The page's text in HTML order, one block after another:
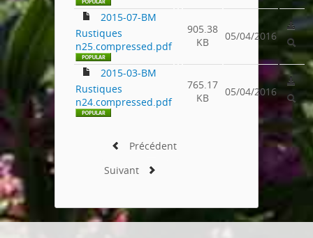
2015-07-BM
Rustiques
n25.compressed.pdf
905.38
KB
05/04/2016
2015-03-BM
Rustiques
n24.compressed.pdf
765.17
KB
05/04/2016
Précédent
Suivant